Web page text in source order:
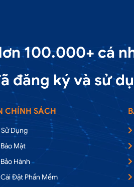
100.000+ cá
đăng ký và sử
CHÍNH SÁCH
Dụng
Mật
Hành
Đặt Phần Mềm